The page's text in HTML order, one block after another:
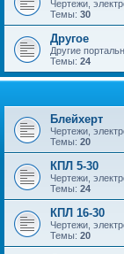
Чертежи,
Темы: 30
Другое
Другие
Темы: 24
Блейхерт
Чертежи,
Темы: 20
КПЛ 5-30
Чертежи,
Темы: 24
КПЛ 16-30
Чертежи,
Темы: 20